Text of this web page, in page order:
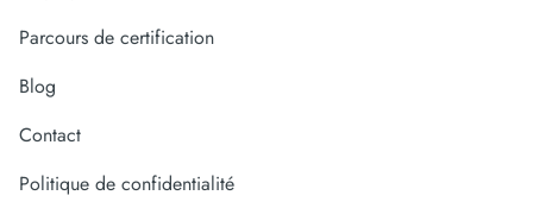
Parcours de certification
Blog
Contact
Politique de confidentialité